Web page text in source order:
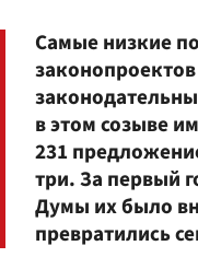
Самые низкие
в этом созыве
231
три. За первый
Думы их было
превратились